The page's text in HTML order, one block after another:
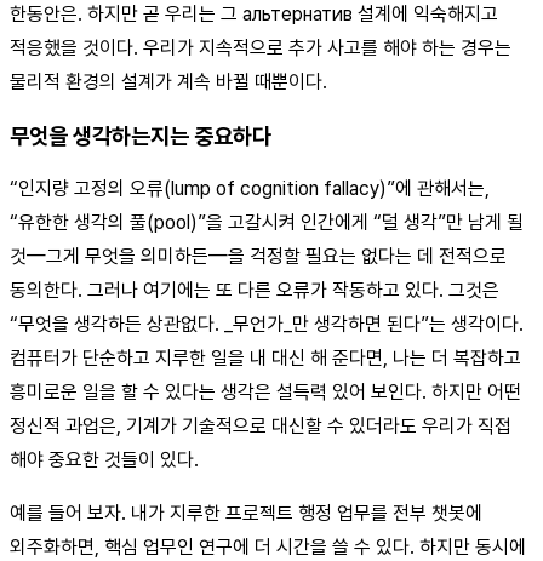
한동안은. 하지만 곧 우리는 그 альтернатив 설계에 익숙해지고
적응했을 것이다. 우리가 지속적으로 추가 사고를 해야 하는 경우는
물리적 환경의 설계가 계속 바뀔 때뿐이다.
무엇을 생각하는지는 중요하다
“인지량 고정의 오류(lump of cognition fallacy)”에 관해서는,
“유한한 생각의 풀(pool)”을 고갈시켜 인간에게 “덜 생각”만 남게 될
것—그게 무엇을 의미하든—을 걱정할 필요는 없다는 데 전적으로
동의한다. 그러나 여기에는 또 다른 오류가 작동하고 있다. 그것은
“무엇을 생각하든 상관없다. _무언가_만 생각하면 된다”는 생각이다.
컴퓨터가 단순하고 지루한 일을 내 대신 해 준다면, 나는 더 복잡하고
흥미로운 일을 할 수 있다는 생각은 설득력 있어 보인다. 하지만 어떤
정신적 과업은, 기계가 기술적으로 대신할 수 있더라도 우리가 직접
해야 중요한 것들이 있다.
예를 들어 보자. 내가 지루한 프로젝트 행정 업무를 전부 챗봇에
외주화하면, 핵심 업무인 연구에 더 시간을 쓸 수 있다. 하지만 동시에